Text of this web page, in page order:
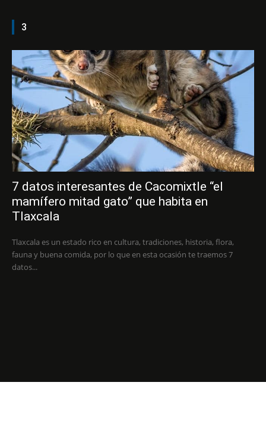
3
7 datos interesantes de Cacomixtle “el
mamífero mitad gato” que habita en
Tlaxcala
Tlaxcala es un estado rico en cultura, tradiciones, historia, flora,
fauna y buena comida, por lo que en esta ocasión te traemos 7
datos...